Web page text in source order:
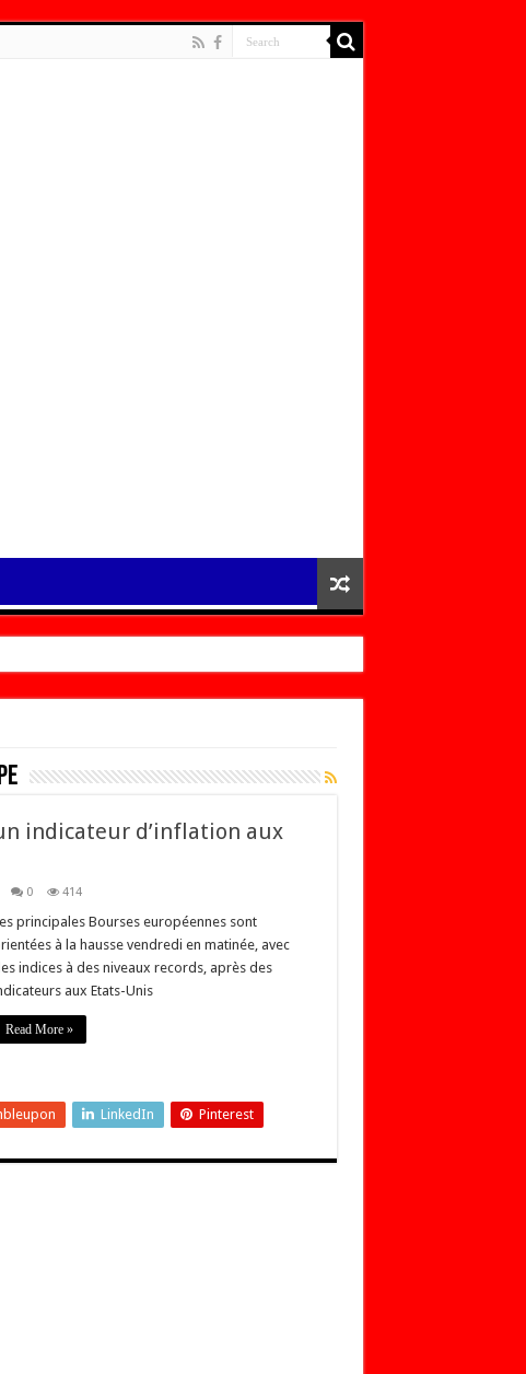
indicateur d’inflation aux
0 414
principales Bourses européennes sont
à la hausse vendredi en matinée, avec
indices à des niveaux records, après des
aux Etats-Unis
Read More »
LinkedIn Pinterest